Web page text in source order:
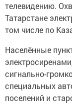
телевидению.
Татарстане
том числе по
Населённые
сигнально-
специальных
поселений и